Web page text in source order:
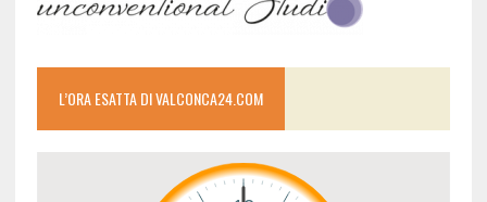
L’ORA ESATTA DI VALCONCA24.COM